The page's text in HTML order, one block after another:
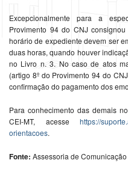
Excepcionalmente para a
Provimento 94 do CNJ
horário de expediente devem ser
duas horas, quando houver
no Livro n. 3. No caso de atos
(artigo 8º do Provimento 94 do
confirmação do pagamento dos
Para conhecimento das demais
CEI-MT, acesse https://
orientacoes.
Fonte: Assessoria de